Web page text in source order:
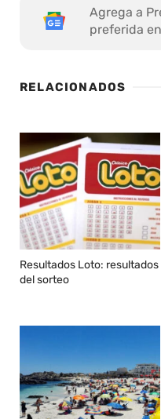
Agrega a
preferida
RELACIONADOS
Resultados Loto: resultados
del sorteo